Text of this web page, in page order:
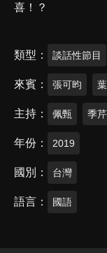
喜！？
類型 談話性節目
來賓 張可昀
主持 佩甄 季芹
年份 2019
國別 台灣
語言 國語